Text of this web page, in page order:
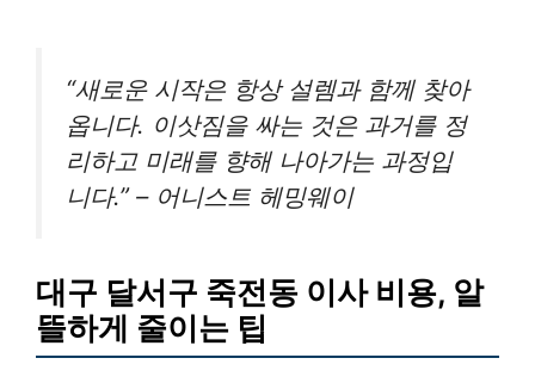
“새로운 시작은 항상 설렘과 함께 찾아
옵니다. 이삿짐을 싸는 것은 과거를 정
리하고 미래를 향해 나아가는 과정입
니다.” – 어니스트 헤밍웨이
대구 달서구 죽전동 이사 비용, 알
뜰하게 줄이는 팁